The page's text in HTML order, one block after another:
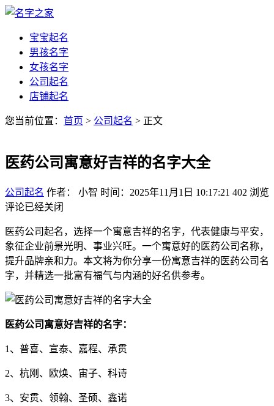
宝宝起名
男孩名字
女孩名字
公司起名
店铺起名
您当前位置： 首页 > 公司起名 > 正文
医药公司寓意好吉祥的名字大全
公司起名 作者： 小智 时间：2025年11月1日 10:17:21 402 浏览
评论已经关闭
医药公司起名，选择一个寓意吉祥的名字，代表健康与平安，
象征企业前景光明、事业兴旺。一个寓意好的医药公司名称，
提升品牌亲和力。本文将为你分享一份寓意吉祥的医药公司名
字，并精选一批富有福气与内涵的好名供参考。
医药公司寓意好吉祥的名字：
1、普喜、宣泰、嘉程、承贯
2、杭刚、欧焕、宙子、科诗
3、安贯、领翰、圣硕、鑫诺